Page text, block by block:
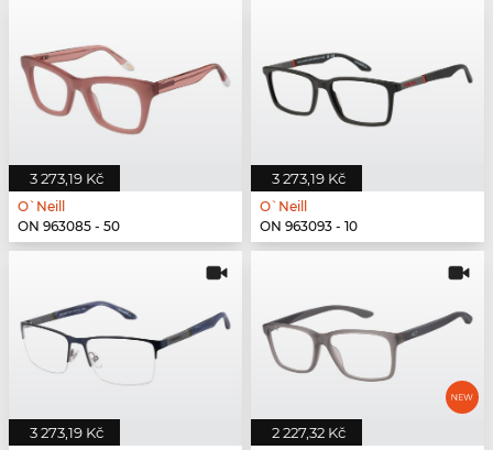
3 273,19 Kč
O`Neill
ON 963085 - 50
3 273,19 Kč
O`Neill
ON 963093 - 10
3 273,19 Kč 2 227,32 Kč